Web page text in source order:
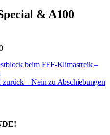
& A100
beim FFF-Klimastreik –
– Nein zu Abschiebungen